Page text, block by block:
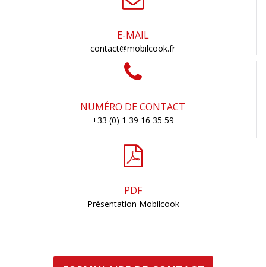
E-MAIL
contact@mobilcook.fr
NUMÉRO DE CONTACT
+33 (0) 1 39 16 35 59
PDF
Présentation Mobilcook